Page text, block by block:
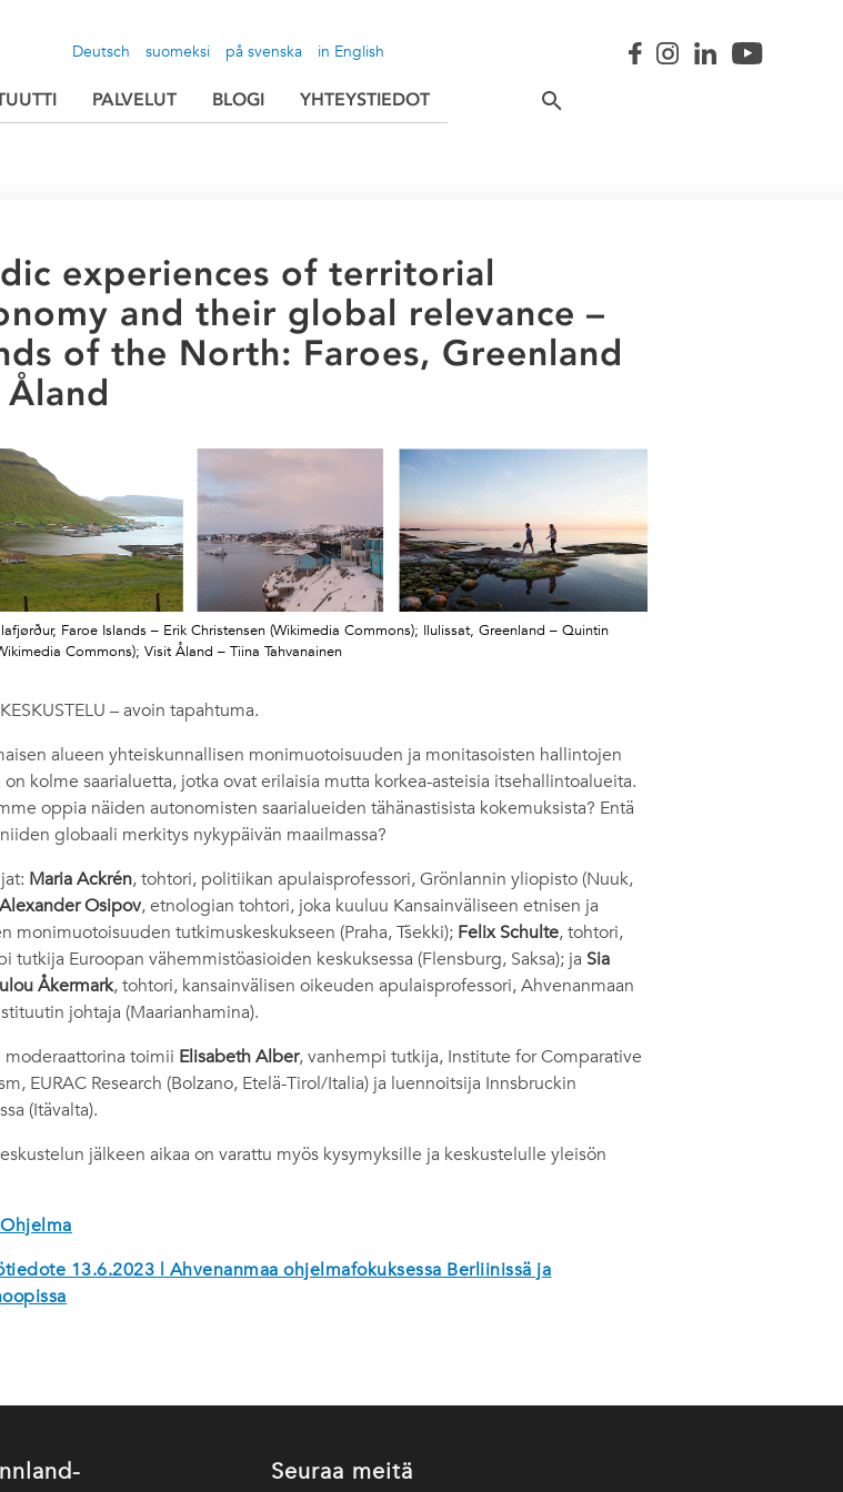
suomeksi
Deutsch på svenska in English
PALVELUT BLOGI YHTEYSTIEDOT
experiences of territorial
and their global relevance –
of the North: Faroes, Greenland
Faroe Islands – Erik Christensen (Wikimedia Commons); Ilulissat, Greenland – Quintin
Commons); Visit Åland – Tiina Tahvanainen
– avoin tapahtuma.
alueen yhteiskunnallisen monimuotoisuuden ja monitasoisten hallintojen
on kolme saarialuetta, jotka ovat erilaisia mutta korkea-asteisia itsehallintoalueita.
oppia näiden autonomisten saarialueiden tähänastisista kokemuksista? Entä
globaali merkitys nykypäivän maailmassa?
Maria Ackrén, tohtori, politiikan apulaisprofessori, Grönlannin yliopisto (Nuuk,
Alexander Osipov, etnologian tohtori, joka kuuluu Kansainväliseen etnisen ja
monimuotoisuuden tutkimuskeskukseen (Praha, Tšekki); Felix Schulte, tohtori,
tutkija Euroopan vähemmistöasioiden keskuksessa (Flensburg, Saksa); ja Sia
Åkermark, tohtori, kansainvälisen oikeuden apulaisprofessori, Ahvenanmaan
johtaja (Maarianhamina).
moderaattorina toimii Elisabeth Alber, vanhempi tutkija, Institute for Comparative
EURAC Research (Bolzano, Etelä-Tirol/Italia) ja luennoitsija Innsbruckin
(Itävalta).
jälkeen aikaa on varattu myös kysymyksille ja keskustelulle yleisön
13.6.2023 | Ahvenanmaa ohjelmafokuksessa Berliinissä ja
Seuraa meitä